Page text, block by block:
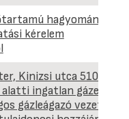
hagyományos
kérelem
Kinizsi utca 5101
alatti ingatlan
gázleágazó vezeték